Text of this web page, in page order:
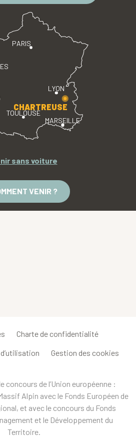
PARIS
LYON
TOULOUSE
MARSEILLE
CHARTREUSE
sans voiture
VENIR ?
Charte de confidentialité
Gestion des cookies
concours de l’Union européenne :
Alpin avec le Fonds Européen de
et avec le concours du Fonds
et le Développement du
Territoire.